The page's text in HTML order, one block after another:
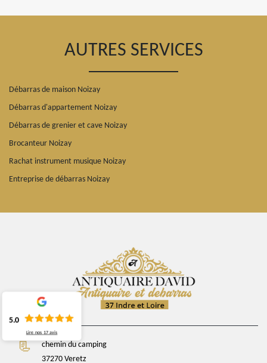
AUTRES SERVICES
Débarras de maison Noizay
Débarras d'appartement Noizay
Débarras de grenier et cave Noizay
Brocanteur Noizay
Rachat instrument musique Noizay
Entreprise de débarras Noizay
chemin du camping
37270 Veretz
5.0
Lire nos 17 avis